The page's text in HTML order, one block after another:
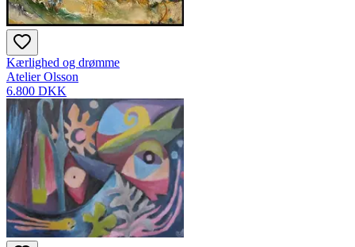
Kærlighed og drømme
Atelier Olsson
6.800 DKK